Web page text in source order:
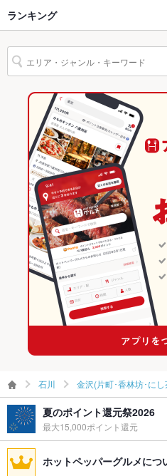
バリアフリ
ー
駐車場 なし ：近隣のパーキング
その他設備 －
飲み放題 なし
食べ放題 なし
日本酒充実
お子様連れ お子様連れOK
ウェディン
グパーティ
－
－
金沢(片町･香林坊･にし茶屋周辺) ×
金沢(片町･香林坊･にし茶屋周辺) ×
野町駅 × 居酒屋
野町駅 × 和風
日本料理・懐石・割烹
金沢(片町･香林坊･にし茶屋周辺) ×
金沢(片町･香林坊･にし茶屋周辺)
野町駅 × 和食
野町駅 × 日本料理・懐石・割烹
片町 × 居酒屋
片町 × 和風
片町 × 和食
片町 × 日本料理・懐石・割烹
石川 × 居酒屋
石川 × 和風
石川 × 和食
石川 × 日本料理・懐石・割烹
野町駅
ランキング
石川のグルメランキング
石川の居酒屋ランキング
金沢(片町･香林坊･にし茶屋周辺)の
金沢(片町･香林坊･にし茶屋周辺)
片町のグルメランキング
片町の居酒屋ランキング
石川 金沢(片町･香林坊･に
夏のポイント還元祭2026
最大15,000ポイント還元
ホットペッパーグルメにつ